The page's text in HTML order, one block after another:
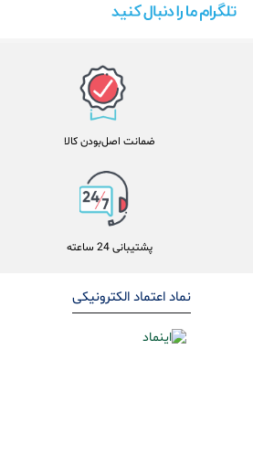
ضمانت اصل‌بودن کالا
پشتیبانی 24 ساعته
نماد اعتماد الکترونیکی